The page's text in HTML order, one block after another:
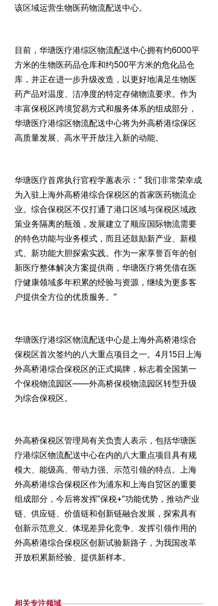
该区域运营生物医药物流配送中心。
目前，华瑭医疗港综区物流配送中心拥有约6000平
方米的生物医药品仓库和约500平方米的危化品仓
库，并正在进一步升级改造，以更好地满足生物医
药产品对温度、洁净度的特定存储物流要求。作为
丰富保税区跨境贸易方式和服务体系的组成部分，
华瑭医疗港综区物流配送中心将为外高桥港综保区
高质量发展、高水平开放注入新的动能。
华瑭医疗首席执行官程学蕙表示：“ 我们非常荣幸成
为入驻上海外高桥港综合保税区的首家医药物流企
业。综合保税区不仅打通了港口区域与保税区域政
策业务隔离的瓶颈，发展建立了顺应国际物流需要
的特色功能与业务模式，而且还鼓励新产业、新模
式、新功能大胆探索实践。作为一家享誉百年的创
新医疗整体解决方案提供商，华瑭医疗将凭借在医
疗健康领域多年积累的经验与资源，继续为更多客
户提供全方位的优质服务。”
华瑭医疗港综区物流配送中心是上海外高桥港综合
保税区首次签约的八大重点项目之一。4月15日上海
外高桥港综合保税区的正式揭牌，标志着全国第一
个保税物流园区——外高桥保税物流园区转型升级
为综合保税区。
外高桥保税区管理局有关负责人表示，包括华瑭医
疗港综区物流配送中心在内的八大重点项目具有规
模大、能级高、带动力强、示范引领的特点。上海
外高桥港综合保税区作为浦东和上海自贸区的重要
组成部分，今后将发挥“保税+”功能优势，推动产业
链、供应链、价值链和创新链融合发展，探索具有
创新示范意义、体现差异化竞争、发挥引领作用的
外高桥港综合保税区创新试验新路子，为我国改革
开放积累新经验、提供新样本。
相关专注领域